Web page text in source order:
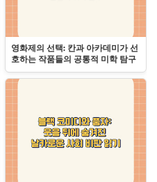
영화제의 선택: 칸과 아카데미가 선
호하는 작품들의 공통적 미학 탐구